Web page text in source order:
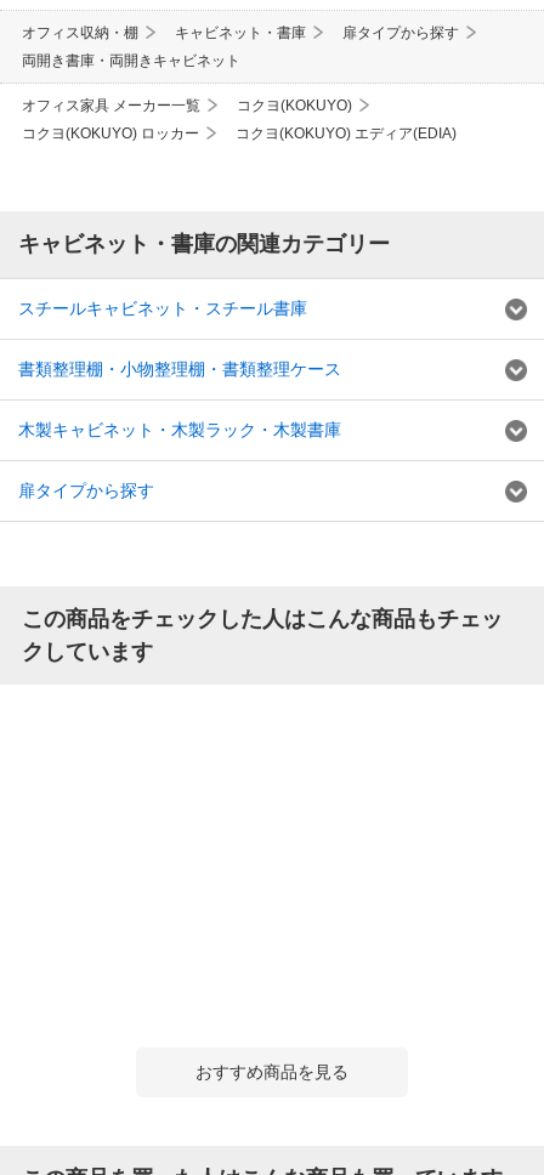
オフィス収納・棚 キャビネット・書庫
扉タイプから探す
両開き書庫・両開きキャビネット
オフィス家具 メーカー一覧
コクヨ(KOKUYO)
コクヨ(KOKUYO) ロッカー
コクヨ(KOKUYO) エディア(EDIA)
キャビネット・書庫の関連カテゴリー
スチールキャビネット・スチール書庫
書類整理棚・小物整理棚・書類整理ケース
木製キャビネット・木製ラック・木製書庫
扉タイプから探す
この商品をチェックした人はこんな商品もチェッ
クしています
おすすめ商品を見る